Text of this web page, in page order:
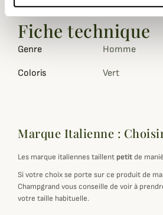
Fiche technique
Genre Homme
Coloris Vert
Marque Italienne :
Les marque italiennes taillentpetitde
Si votre choix se porte sur ce produit de
Champgrand vous conseille de voir à
votre taille habituelle.